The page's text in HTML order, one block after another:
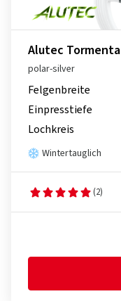
Alutec Tormenta
polar-silver
Felgenbreite
Einpresstiefe
Lochkreis
Wintertauglich
(2)